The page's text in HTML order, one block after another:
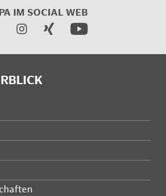
IM SOCIAL WEB